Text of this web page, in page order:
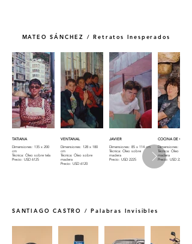
MATEO SÁNCHEZ / Retratos Inesperados
TATIANA
Dimensiones: 135 x 200
cm
Técnica: Óleo sobre tela
Precio: USD 6125
VENTANAL
Dimensiones: 128 x 180
cm
Técnica: Óleo sobre
madera
Precio: USD 6120
JAVIER
Dimensiones: 85 x 114 cm
Técnica: Óleo sobre
madera
Precio: USD 2225
COCINA DE CAMPO
Dimensiones: 80 x 115
Técnica: Óleo sobre
madera
Precio: USD 2225
SANTIAGO CASTRO / Palabras Invisibles